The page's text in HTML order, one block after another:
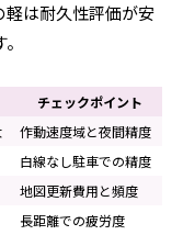
は耐久性評価が安
チェックポイント
作動速度域と夜間精度
白線なし駐車での精度
地図更新費用と頻度
長距離での疲労度